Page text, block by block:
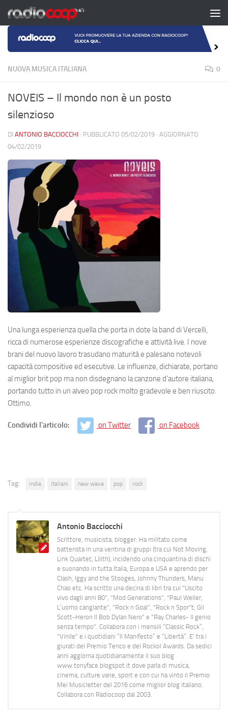
Salta al contenuto
NUOVA MUSICA ITALIANA 0
NOVEIS – Il mondo non è un posto
silenzioso
DI ANTONIO BACCIOCCHI · PUBBLICATO 05/02/2019 · AGGIORNATO
04/02/2019
Una lunga esperienza quella che porta in dote la band di Vercelli,
ricca di numerose esperienze discografiche e attività live. I nove
brani del nuovo lavoro trasudano maturità e palesano notevoli
capacità compositive ed esecutive. Le influenze, dichiarate, portano
al miglior brit pop ma non disdegnano la canzone d’autore italiana,
portando tutto in un alveo pop rock molto gradevole e ben riuscito.
Ottimo.
Condividi l'articolo: on Twitter on Facebook
Tag: indie italiani new wave pop rock
Antonio Bacciocchi
Scrittore, musicista, blogger. Ha militato come
batterista in una ventina di gruppi (tra cui Not Moving,
Link Quartet, Lilith), incidendo una cinquantina di dischi
e suonando in tutta Italia, Europa e USA e aprendo per
Clash, Iggy and the Stooges, Johnny Thunders, Manu
Chao etc. Ha scritto una decina di libri tra cui "Uscito
vivo dagli anni 80", "Mod Generations", "Paul Weller,
L’uomo cangiante", "Rock n Goal", "Rock n Spor"t, Gil
Scott-Heron Il Bob Dylan Nero" e "Ray Charles- Il genio
senza tempo". Collabora con i mensili “Classic Rock”,
"Vinile" e i quotidiani “Il Manifesto” e “Libertà”. E' tra i
giurati del Premio Tenco e del Rockol Awards. Da sedici
anni aggiorna quotidianamente il suo blog
www.tonyface.blogspot.it dove parla di musica,
cinema, culture varie, sport e con cui ha vinto il Premio
Mei Musicletter del 2016 come miglior blog italiano.
Collabora con Radiocoop dal 2003.